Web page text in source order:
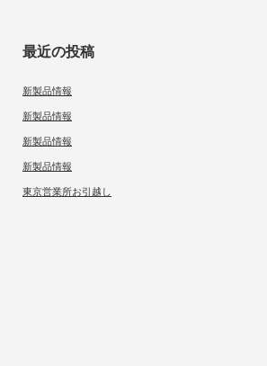
最近の投稿
新製品情報
新製品情報
新製品情報
新製品情報
東京営業所お引越し